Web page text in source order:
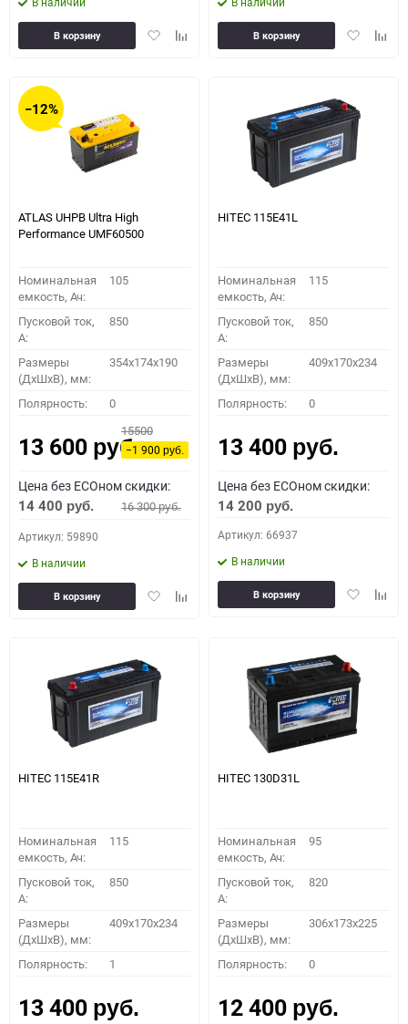
ДобавитьДобавить
В корзину
Добавить
В корзину
−12%
ATLAS UHPB Ultra High
Performance UMF60500
Номинальная
емкость, Ач:
105
Пусковой ток,
A:
850
Размеры
(ДхШхВ), мм:
354x174x190
Полярность: 0
13 600 руб.
15500
−1 900руб.
Цена без ECOном скидки:
14 400 руб. 16 300руб.
Артикул: 59890
В наличии
ДобавитьДобавить
В корзину
HITEC 115E41L
Номинальная
емкость, Ач:
115
Пусковой ток,
A:
850
Размеры
(ДхШхВ), мм:
409x170x234
Полярность: 0
13 400 руб.
Цена без ECOном скидки:
14 200 руб.
Артикул: 66937
В наличии
Добавить
В корзину
HITEC 115E41R
Номинальная
емкость, Ач:
115
Пусковой ток,
A:
850
Размеры
(ДхШхВ), мм:
409x170x234
Полярность: 1
13 400 руб.
HITEC 130D31L
Номинальная
емкость, Ач:
95
Пусковой ток,
A:
820
Размеры
(ДхШхВ), мм:
306x173x225
Полярность: 0
12 400 руб.